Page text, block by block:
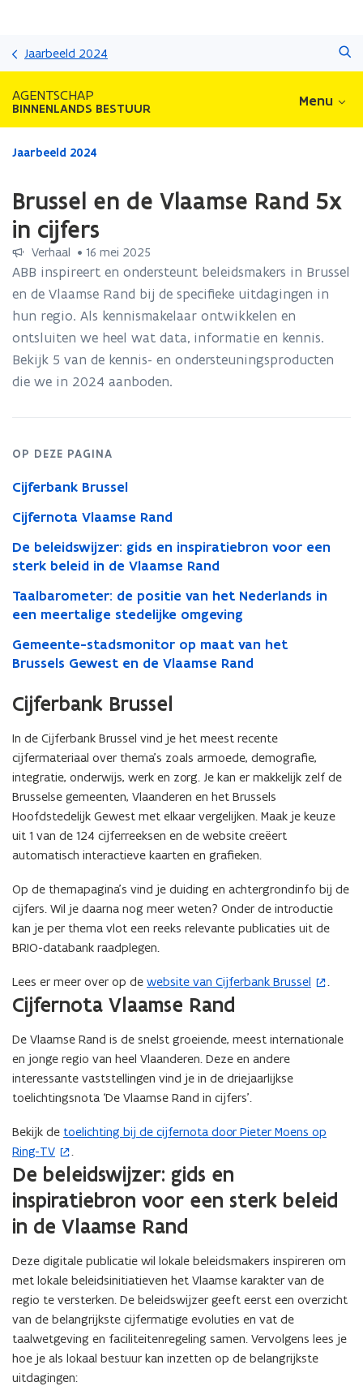
Jaarbeeld 2024
AGENTSCHAP
BINNENLANDS BESTUUR Menu
Gedaan
bevindt
zich
op:
Brussel
Vlaamse
Rand
cijfers
Jaarbeeld 2024
Brussel en de Vlaamse Rand 5x
in cijfers
Verhaal • 16 mei 2025
ABB inspireert en ondersteunt beleidsmakers in Brussel
en de Vlaamse Rand bij de specifieke uitdagingen in
hun regio. Als kennismakelaar ontwikkelen en
ontsluiten we heel wat data, informatie en kennis.
Bekijk 5 van de kennis- en ondersteuningsproducten
die we in 2024 aanboden.
OP DEZE PAGINA
Cijferbank Brussel
Cijfernota Vlaamse Rand
De beleidswijzer: gids en inspiratiebron voor een
sterk beleid in de Vlaamse Rand
Taalbarometer: de positie van het Nederlands in
een meertalige stedelijke omgeving
Gemeente-stadsmonitor op maat van het
Brussels Gewest en de Vlaamse Rand
Cijferbank Brussel
In de Cijferbank Brussel vind je het meest recente
cijfermateriaal over thema’s zoals armoede, demografie,
integratie, onderwijs, werk en zorg. Je kan er makkelijk zelf de
Brusselse gemeenten, Vlaanderen en het Brussels
Hoofdstedelijk Gewest met elkaar vergelijken. Maak je keuze
uit 1 van de 124 cijferreeksen en de website creëert
automatisch interactieve kaarten en grafieken.
Op de themapagina’s vind je duiding en achtergrondinfo bij de
cijfers. Wil je daarna nog meer weten? Onder de introductie
kan je per thema vlot een reeks relevante publicaties uit de
BRIO-databank raadplegen.
Lees er meer over op de website van Cijferbank Brussel
(
o
e
n
t
i
n
e
u
w
v
e
n
s
t
e
r
.
Cijfernota Vlaamse Rand
De Vlaamse Rand is de snelst groeiende, meest internationale
en jonge regio van heel Vlaanderen. Deze en andere
interessante vaststellingen vind je in de driejaarlijkse
toelichtingsnota ‘De Vlaamse Rand in cijfers’.
Bekijk de toelichting bij de cijfernota door Pieter Moens op
Ring-TV
(
o
p
n
t
n
n
e
u
w
v
.
De beleidswijzer: gids en
inspiratiebron voor een sterk beleid
in de Vlaamse Rand
Deze digitale publicatie wil lokale beleidsmakers inspireren om
met lokale beleidsinitiatieven het Vlaamse karakter van de
regio te versterken. De beleidswijzer geeft eerst een overzicht
van de belangrijkste cijfermatige evoluties en vat de
taalwetgeving en faciliteitenregeling samen. Vervolgens lees je
hoe je als lokaal bestuur kan inzetten op de belangrijkste
uitdagingen: